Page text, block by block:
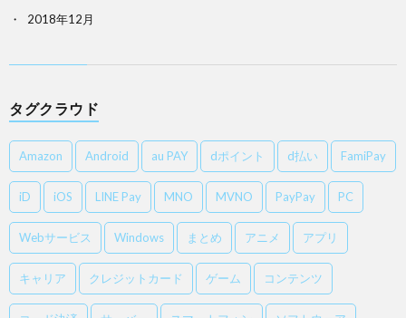
2018年12月
タグクラウド
Amazon Android au PAY dポイント d払い FamiPay
iD iOS LINE Pay MNO MVNO PayPay PC
Webサービス Windows まとめ アニメ アプリ
キャリア クレジットカード ゲーム コンテンツ